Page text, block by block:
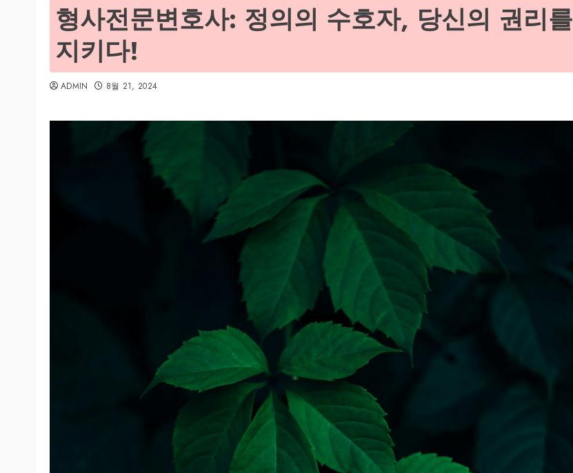
형사전문변호사: 정의의 수호자, 당신의 권리를
지키다!
ADMIN 8월 21, 2024